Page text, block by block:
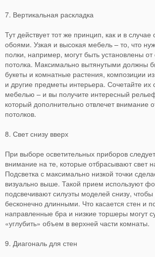
7. Вертикальная раскладка
Тут действует тот же принцип, как и в
обоями. Узкая и высокая мебель – то, что
полки, например, могут быть установлены
потолка. Максимально вытянутыми должны
букеты и комнатные растения, композиции
и другие предметы интерьера. Сочетайте их
мебелью – и вы получите интересный
который дополнительно отвлечет внимание
потолков.
8. Свет снизу вверх
При выборе осветительных приборов
внимание на те, которые отбрасывают свет
Подсветка с максимально низкой точки
визуально выше. Такой прием используют
подсвечивают силуэты моделей снизу, чтобы
бесконечно длинными. Что касается стен и
направленные бра и низкие торшеры могут
«углубить» объем в верхней части комнаты.
9. Диагональ для стен